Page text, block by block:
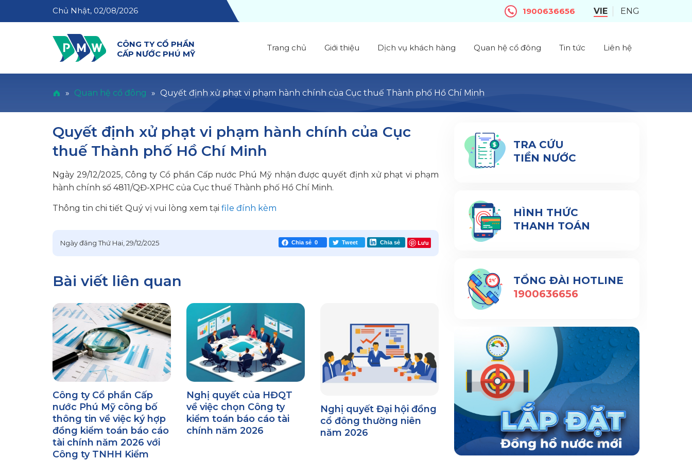
Chủ Nhật, 02/08/2026 1900636656 VIE ENG
CÔNG TY CỔ PHẦN
CẤP NƯỚC PHÚ MỸ
Trang chủ Giới thiệu Dịch vụ khách hàng Quan hệ cổ đông Tin tức Liên hệ
» Quan hệ cổ đông » Quyết định xử phạt vi phạm hành chính của Cục thuế Thành phố Hồ Chí Minh
Quyết định xử phạt vi phạm hành chính của Cục
thuế Thành phố Hồ Chí Minh
Ngày 29/12/2025, Công ty Cổ phần Cấp nước Phú Mỹ nhận được quyết định xử phạt vi phạm
hành chính số 4811/QĐ-XPHC của Cục thuế Thành phố Hồ Chí Minh.
Thông tin chi tiết Quý vị vui lòng xem tại file đính kèm
Ngày đăngThứ Hai, 29/12/2025 Chia sẻ 0 Tweet Chia sẻ Lưu
Bài viết liên quan
Công ty Cổ phần Cấp
nước Phú Mỹ công bố
thông tin về việc ký hợp
đồng kiểm toán báo cáo
tài chính năm 2026 với
Công ty TNHH Kiểm
Nghị quyết của HĐQT
về việc chọn Công ty
kiểm toán báo cáo tài
chính năm 2026
Nghị quyết Đại hội đồng
cổ đông thường niên
năm 2026
TRA CỨU
TIỀN NƯỚC
HÌNH THỨC
THANH TOÁN
TỔNG ĐÀI HOTLINE
1900636656